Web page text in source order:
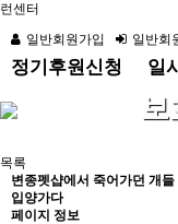
런센터
일반회원가입
일반회
정기후원신청 일
목록
변종펫샵에서 죽어가던 개
입양가다
페이지 정보